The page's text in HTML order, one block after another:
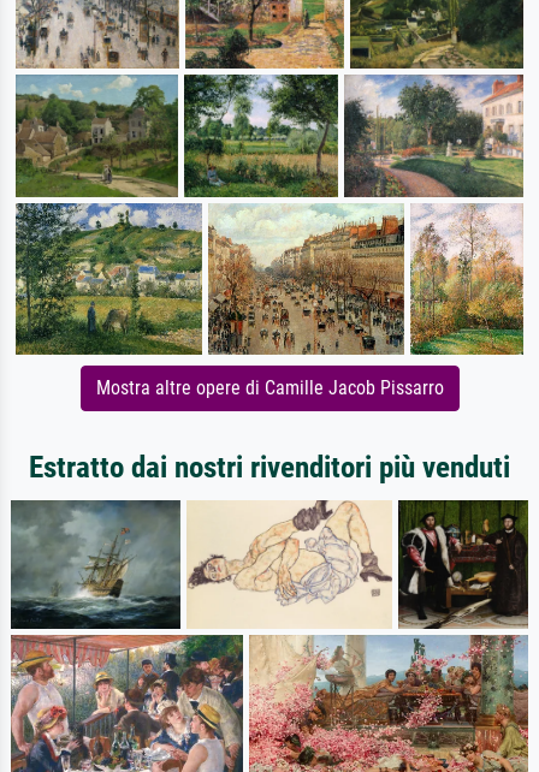
Mostra altre opere di Camille Jacob Pissarro
Estratto dai nostri rivenditori più venduti